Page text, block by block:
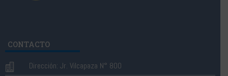
CONTACTO
 Dirección: Jr. Vilcapaza N° 800